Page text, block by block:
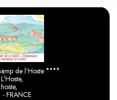
de l'Hoste
FRANCE